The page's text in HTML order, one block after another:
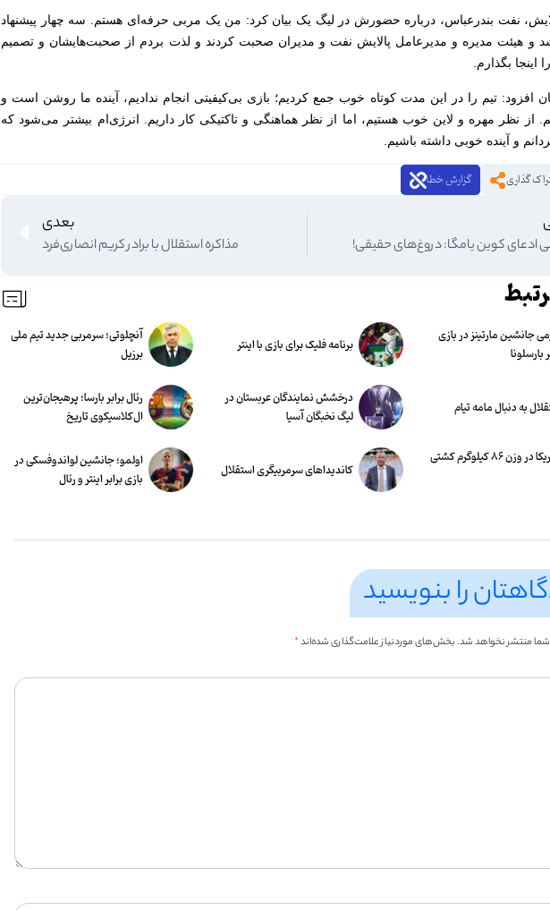
نفت بندرعباس، درباره حضورش در لیگ یک بیان کرد: من یک مربی حرفه‌ای هستم. سه چهار پیشنهاد
و هیئت مدیره و مدیرعامل پالایش نفت و مدیران صحبت کردند و لذت بردم از صحبت‌هایشان و تصمیم
اینجا بگذارم.
افزود: تیم را در این مدت کوتاه خوب جمع کردیم؛ بازی بی‌کیفیتی انجام ندادیم، آینده ما روشن است و
از نظر مهره و لاین خوب هستیم، اما از نظر هماهنگی و تاکتیکی کار داریم. انرژی‌ام بیشتر می‌شود که
و آینده خوبی داشته باشیم.
گذاری گزارش خطا
ادعای کوین یامگا: دروغ‌های حقیقی!
بعدی
مذاکره استقلال با برادر کریم انصاری‌فرد
جانشین مارتینز در بازی
بارسلونا
برنامه فلیک برای بازی با اینتر
آنچلوتی؛ سرمربی جدید تیم ملی
برزیل
به دنبال مامه تیام
درخشش نمایندگان عربستان در
لیگ نخبگان آسیا
رئال برابر بارسا؛ پرهیجان‌‌ترین
ال‌کلاسیکوی تاریخ
دوئل ایران و آمریکا در وزن ۸۶ کیلوگرم کشتی
کاندیداهای سرمربیگری استقلال
اولمو؛ جانشین لواندوفسکی در
بازی برابر اینتر و رئال
را بنویسید
شما منتشر نخواهد شد.بخش‌های موردنیاز علامت‌گذاری شده‌اند*